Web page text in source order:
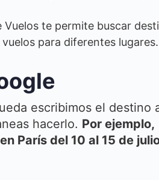
Vuelos te permite buscar
para diferentes lugares.
escribimos el destino
hacerlo. Por ejemplo,
París del 10 al 15 de